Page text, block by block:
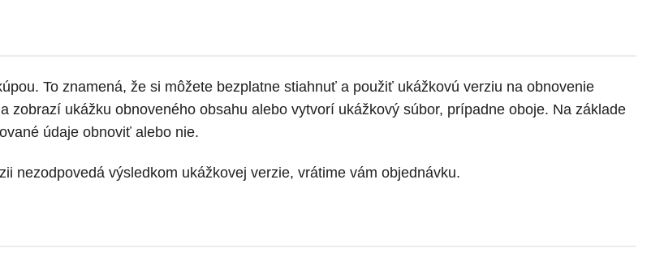
To znamená, že si môžete bezplatne stiahnuť a použiť ukážkovú verziu na obnovenie
zobrazí ukážku obnoveného obsahu alebo vytvorí ukážkový súbor, prípadne oboje. Na základe
údaje obnoviť alebo nie.
nezodpovedá výsledkom ukážkovej verzie, vrátime vám objednávku.